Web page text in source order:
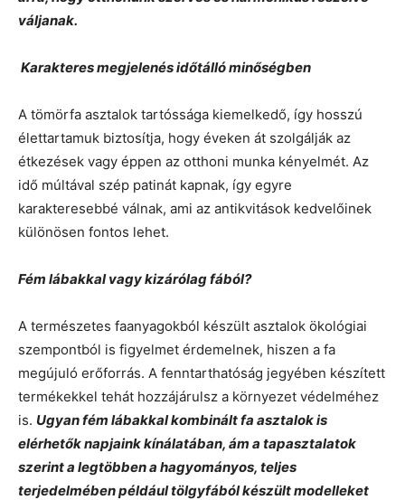
váljanak.
Karakteres megjelenés időtálló minőségben
A tömörfa asztalok tartóssága kiemelkedő, így hosszú
élettartamuk biztosítja, hogy éveken át szolgálják az
étkezések vagy éppen az otthoni munka kényelmét. Az
idő múltával szép patinát kapnak, így egyre
karakteresebbé válnak, ami az antikvitások kedvelőinek
különösen fontos lehet.
Fém lábakkal vagy kizárólag fából?
A természetes faanyagokból készült asztalok ökológiai
szempontból is figyelmet érdemelnek, hiszen a fa
megújuló erőforrás. A fenntarthatóság jegyében készített
termékekkel tehát hozzájárulsz a környezet védelméhez
is. Ugyan fém lábakkal kombinált fa asztalok is
elérhetők napjaink kínálatában, ám a tapasztalatok
szerint a legtöbben a hagyományos, teljes
terjedelmében például tölgyfából készült modelleket